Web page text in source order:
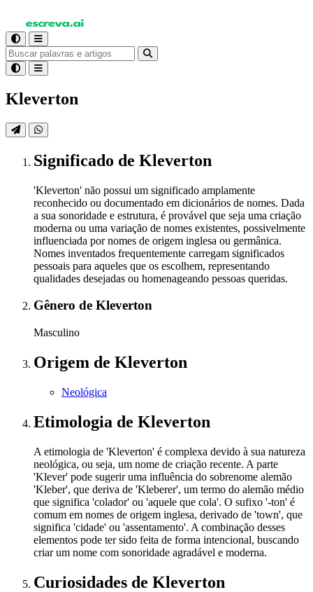
Kleverton
Significado de Kleverton
'Kleverton' não possui um significado amplamente
reconhecido ou documentado em dicionários de nomes. Dada
a sua sonoridade e estrutura, é provável que seja uma criação
moderna ou uma variação de nomes existentes, possivelmente
influenciada por nomes de origem inglesa ou germânica.
Nomes inventados frequentemente carregam significados
pessoais para aqueles que os escolhem, representando
qualidades desejadas ou homenageando pessoas queridas.
Gênero de Kleverton
Masculino
Origem de Kleverton
Neológica
Etimologia de Kleverton
A etimologia de 'Kleverton' é complexa devido à sua natureza
neológica, ou seja, um nome de criação recente. A parte
'Klever' pode sugerir uma influência do sobrenome alemão
'Kleber', que deriva de 'Kleberer', um termo do alemão médio
que significa 'colador' ou 'aquele que cola'. O sufixo '-ton' é
comum em nomes de origem inglesa, derivado de 'town', que
significa 'cidade' ou 'assentamento'. A combinação desses
elementos pode ter sido feita de forma intencional, buscando
criar um nome com sonoridade agradável e moderna.
Curiosidades de Kleverton